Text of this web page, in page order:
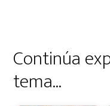
Continúa
tema...